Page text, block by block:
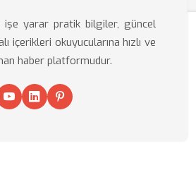
işe yarar pratik bilgiler, güncel
içerikleri okuyucularına hızlı ve
haber platformudur.